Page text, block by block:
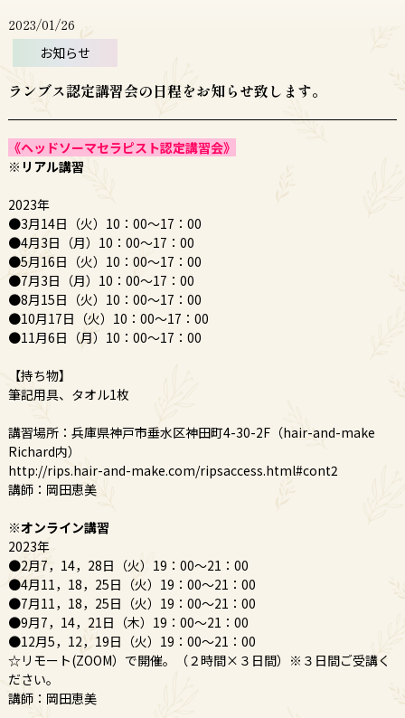
2023/01/26
お知らせ
ランブス認定講習会の日程をお知らせ致します。
《ヘッドソーマセラピスト認定講習会》
※リアル講習
2023年
●3月14日（火）10：00～17：00
●4月3日（月）10：00～17：00
●5月16日（火）10：00～17：00
●7月3日（月）10：00～17：00
●8月15日（火）10：00～17：00
●10月17日（火）10：00～17：00
●11月6日（月）10：00～17：00
【持ち物】
筆記用具、タオル1枚
講習場所：兵庫県神戸市垂水区神田町4-30-2F（hair-and-make
Richard内）
http://rips.hair-and-make.com/ripsaccess.html#cont2
講師：岡田恵美
※オンライン講習
2023年
●2月7，14，28日（火）19：00～21：00
●4月11，18，25日（火）19：00～21：00
●7月11，18，25日（火）19：00～21：00
●9月7，14，21日（木）19：00～21：00
●12月5，12，19日（火）19：00～21：00
☆リモート(ZOOM）で開催。（２時間×３日間）※３日間ご受講く
ださい。
講師：岡田恵美